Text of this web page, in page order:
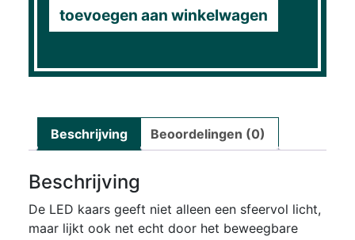
toevoegen aan winkelwagen
Beschrijving Beoordelingen (0)
Beschrijving
De LED kaars geeft niet alleen een sfeervol licht,
maar lijkt ook net echt door het beweegbare